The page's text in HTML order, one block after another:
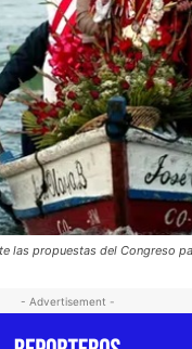
las propuestas del Congreso
- Advertisement -